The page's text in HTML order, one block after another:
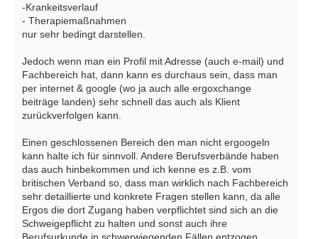
-Krankeitsverlauf
- Therapiemaßnahmen
nur sehr bedingt darstellen.
Jedoch wenn man ein Profil mit Adresse (auch e-mail) und
Fachbereich hat, dann kann es durchaus sein, dass man
per internet & google (wo ja auch alle ergoxchange
beiträge landen) sehr schnell das auch als Klient
zurückverfolgen kann.
Einen geschlossenen Bereich den man nicht ergoogeln
kann halte ich für sinnvoll. Andere Berufsverbände haben
das auch hinbekommen und ich kenne es z.B. vom
britischen Verband so, dass man wirklich nach Fachbereich
sehr detaillierte und konkrete Fragen stellen kann, da alle
Ergos die dort Zugang haben verpflichtet sind sich an die
Schweigepflicht zu halten und sonst auch ihre
Berufsurkunde in schwerwiegenden Fällen entzogen